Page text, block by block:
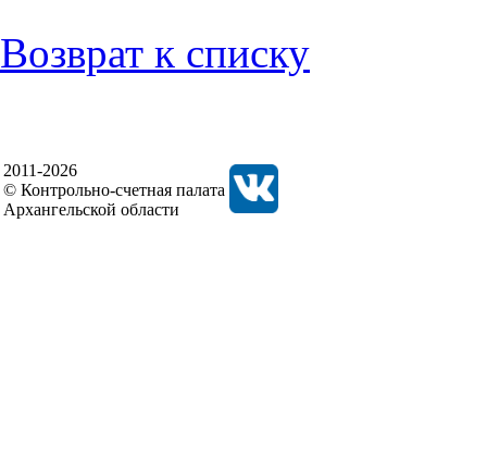
Возврат к списку
2011-2026
© Контрольно-счетная палата
Архангельской области